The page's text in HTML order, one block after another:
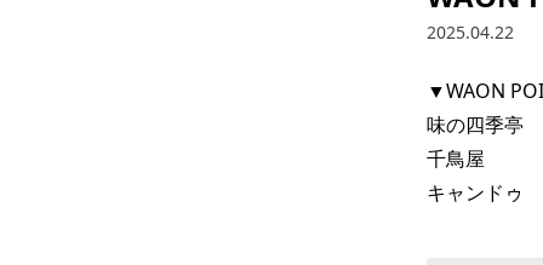
2025.04.22
▼WAON
味の四季亭
千鳥屋
キャンドゥ